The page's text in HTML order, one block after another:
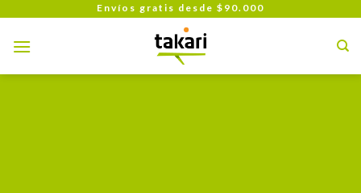
content
Envíos gratis desde $90.000